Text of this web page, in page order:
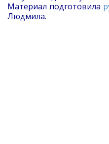
Материал подготовила
Людмила.